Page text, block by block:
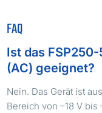
FAQ
Ist das
(AC) geeignet?
Nein. Das Gerät ist
Bereich von –18 V